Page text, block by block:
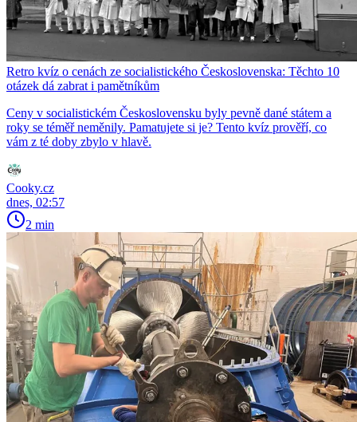
Retro kvíz o cenách ze socialistického Československa: Těchto 10
otázek dá zabrat i pamětníkům
Ceny v socialistickém Československu byly pevně dané státem a
roky se téměř neměnily. Pamatujete si je? Tento kvíz prověří, co
vám z té doby zbylo v hlavě.
Cooky.cz
dnes, 02:57
2 min